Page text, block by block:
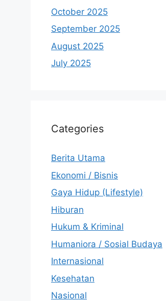
October 2025
September 2025
August 2025
July 2025
Categories
Berita Utama
Ekonomi / Bisnis
Gaya Hidup (Lifestyle)
Hiburan
Hukum & Kriminal
Humaniora / Sosial Budaya
Internasional
Kesehatan
Nasional